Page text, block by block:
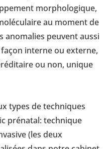
morphologique,
au moment de
anomalies peuvent aussi
interne ou externe,
ou non, unique
types de techniques
prénatal: technique
(les deux